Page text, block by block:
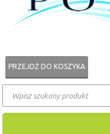
PRZEJDŹ DO KOSZYKA